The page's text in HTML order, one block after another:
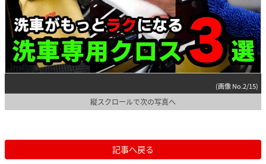
(画像 No.2/15)
縦スクロールで次の写真へ
記事へ戻る